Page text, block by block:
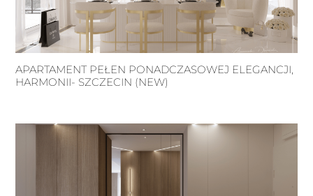
APARTAMENT PEŁEN PONADCZASOWEJ ELEGANCJI,
HARMONII- SZCZECIN (NEW)